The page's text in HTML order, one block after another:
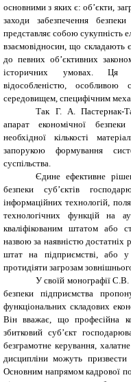
основними з яких є: об’єкти,
заходи забезпечення
представляє собою сукупність
взаємовідносин, що складають
до певних об’єктивних
історичних умовах. Ця
відособленістю,
середовищем, специфічним
Так Г. А. Пастернак-
апарат економічної
необхідної кількості
запорукою формування
суспільства.
Єдине ефективне
безпеки суб’єктів
інформаційних технологій,
технологічних функцій на
кваліфікованим штатом або
назвою за наявністю достатніх
штат на підприємстві, або у
протидіяти загрозам
У своїй монографії
безпеки підприємства
функціональних складових
Він вважає, що професійна
збитковий суб’єкт
безграмотне керування,
дисципліни можуть призвести
Основним напрямом кадрової